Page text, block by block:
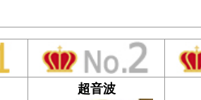
超音波